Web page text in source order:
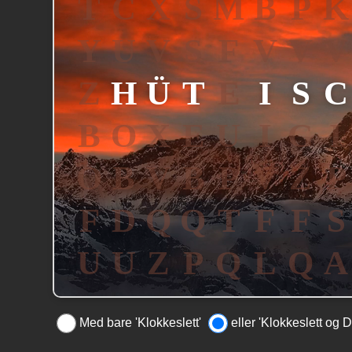
Med bare 'Klokkeslett' eller 'Klokkeslett og